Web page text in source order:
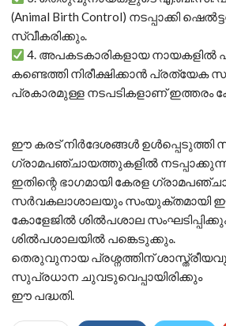
(Animal Birth Control) നടപ്പാക്കി
സ്വീകരിക്കും.
4. അപകടകാരികളായ
കണ്ടെത്തി നിരീക്ഷിക്കാൻ പ്രത്യേക
പ്രകാരമുള്ള നടപടികളാണ് ഇത്തരം
ഈ കരട് നിർദേശങ്ങൾ ഉൾപ്പെടുത്തി
ഗ്രാമപഞ്ചായത്തുകളിൽ
ഇതിന്റെ ഭാഗമായി കേരള
സർവകലാശാലയും സംയുക്തമായി ഈ
കോളേജിൽ ശിൽപശാല
ശിൽപശാലയിൽ പങ്കെടുക്കും.
തെരുവുനായ പ്രശ്നത്തിന്
സുപ്രധാന ചുവടുവെപ്പായിരിക്കും
ഈ പദ്ധതി.